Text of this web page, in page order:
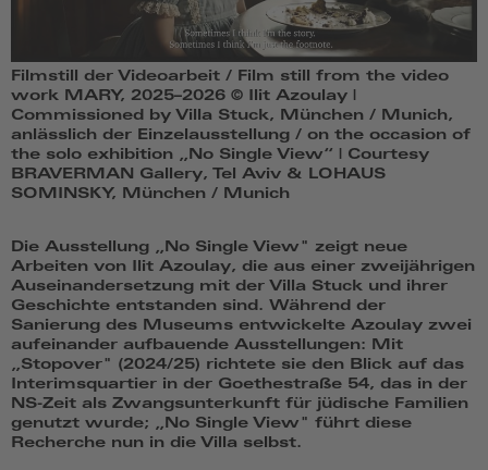
Filmstill der Videoarbeit / Film still from the video
work MARY, 2025–2026 © Ilit Azoulay |
Commissioned by Villa Stuck, München / Munich,
anlässlich der Einzelausstellung / on the occasion of
the solo exhibition „No Single View“ | Courtesy
BRAVERMAN Gallery, Tel Aviv & LOHAUS
SOMINSKY, München / Munich
Die Ausstellung „No Single View" zeigt neue
Arbeiten von Ilit Azoulay, die aus einer zweijährigen
Auseinandersetzung mit der Villa Stuck und ihrer
Geschichte entstanden sind. Während der
Sanierung des Museums entwickelte Azoulay zwei
aufeinander aufbauende Ausstellungen: Mit
„Stopover" (2024/25) richtete sie den Blick auf das
Interimsquartier in der Goethestraße 54, das in der
NS-Zeit als Zwangsunterkunft für jüdische Familien
genutzt wurde; „No Single View" führt diese
Recherche nun in die Villa selbst.